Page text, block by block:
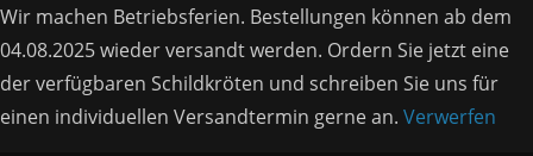
Wir machen Betriebsferien. Bestellungen können ab dem
04.08.2025 wieder versandt werden. Ordern Sie jetzt eine
der verfügbaren Schildkröten und schreiben Sie uns für
einen individuellen Versandtermin gerne an. Verwerfen